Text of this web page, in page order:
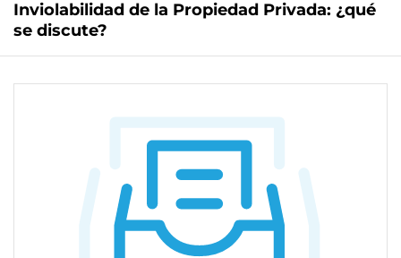
Inviolabilidad de la Propiedad Privada: ¿qué
se discute?